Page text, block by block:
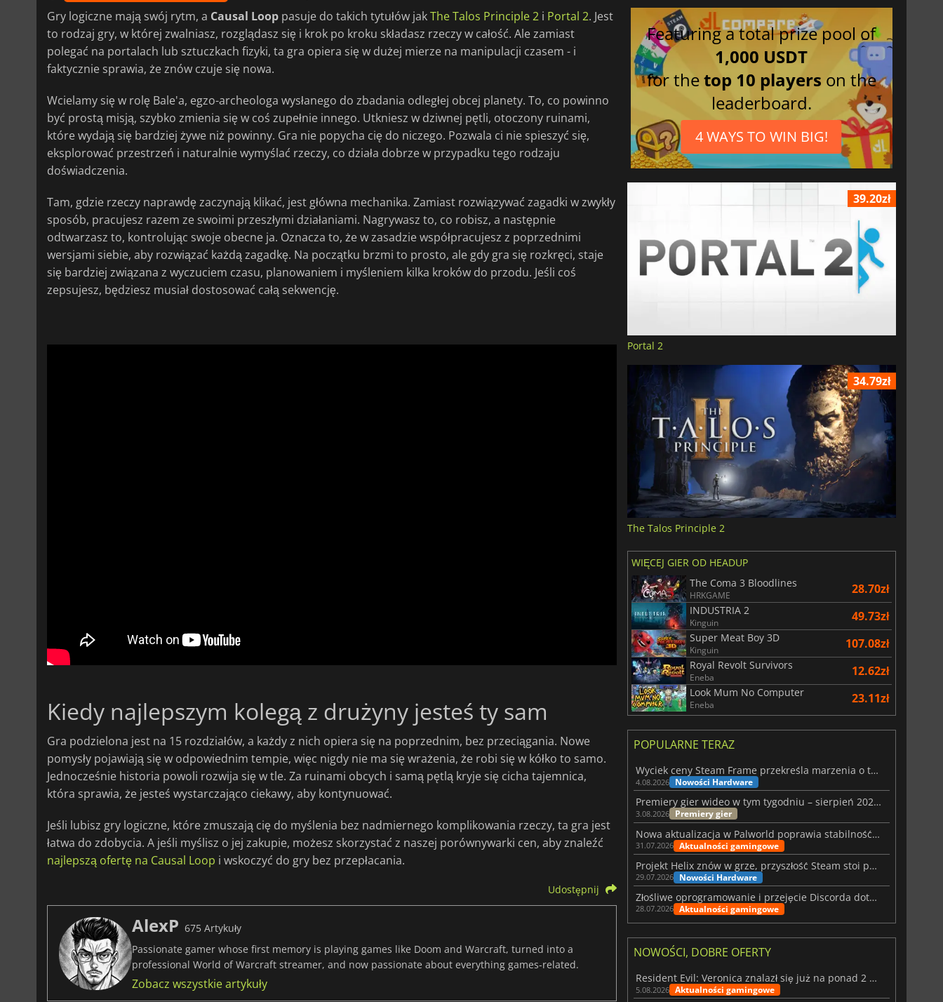
Gry logiczne mają swój rytm, a Causal Loop pasuje do takich tytułów jakThe Talos Principle 2 i Portal 2. Jest
to rodzaj gry, w której zwalniasz, rozglądasz się i krok po kroku składasz rzeczy w całość. Ale zamiast
polegać na portalach lub sztuczkach fizyki, ta gra opiera się w dużej mierze na manipulacji czasem - i
faktycznie sprawia, że znów czuje się nowa.
Wcielamy się w rolę Bale'a, egzo-archeologa wysłanego do zbadania odległej obcej planety. To, co powinno
być prostą misją, szybko zmienia się w coś zupełnie innego. Utkniesz w dziwnej pętli, otoczony ruinami,
które wydają się bardziej żywe niż powinny. Gra nie popycha cię do niczego. Pozwala ci nie spieszyć się,
eksplorować przestrzeń i naturalnie wymyślać rzeczy, co działa dobrze w przypadku tego rodzaju
doświadczenia.
Tam, gdzie rzeczy naprawdę zaczynają klikać, jest główna mechanika. Zamiast rozwiązywać zagadki w zwykły
sposób, pracujesz razem ze swoimi przeszłymi działaniami. Nagrywasz to, co robisz, a następnie
odtwarzasz to, kontrolując swoje obecne ja. Oznacza to, że w zasadzie współpracujesz z poprzednimi
wersjami siebie, aby rozwiązać każdą zagadkę. Na początku brzmi to prosto, ale gdy gra się rozkręci, staje
się bardziej związana z wyczuciem czasu, planowaniem i myśleniem kilka kroków do przodu. Jeśli coś
zepsujesz, będziesz musiał dostosować całą sekwencję.
Kiedy najlepszym kolegą z drużyny jesteś ty sam
Gra podzielona jest na 15 rozdziałów, a każdy z nich opiera się na poprzednim, bez przeciągania. Nowe
pomysły pojawiają się w odpowiednim tempie, więc nigdy nie ma się wrażenia, że robi się w kółko to samo.
Jednocześnie historia powoli rozwija się w tle. Za ruinami obcych i samą pętlą kryje się cicha tajemnica,
która sprawia, że jesteś wystarczająco ciekawy, aby kontynuować.
Jeśli lubisz gry logiczne, które zmuszają cię do myślenia bez nadmiernego komplikowania rzeczy, ta gra jest
łatwa do zdobycia. A jeśli myślisz o jej zakupie, możesz skorzystać z naszej porównywarki cen, aby znaleźć
najlepszą ofertę na Causal Loop i wskoczyć do gry bez przepłacania.
Udostępnij
AlexP 675 Artykuły
Passionate gamer whose first memory is playing games like Doom and Warcraft, turned into a
professional World of Warcraft streamer, and now passionate about everything games-related.
Zobacz wszystkie artykuły
Featuring a total prize pool of
1,000 USDT
for thetop 10 players on the
leaderboard.
4 WAYS TO WIN BIG!
39.20zł
Portal 2
34.79zł
The Talos Principle 2
WIĘCEJ GIER OD HEADUP
The Coma 3 Bloodlines
HRKGAME 28.70zł
INDUSTRIA 2
Kinguin 49.73zł
Super Meat Boy 3D
Kinguin 107.08zł
Royal Revolt Survivors
Eneba 12.62zł
Look Mum No Computer
Eneba 23.11zł
POPULARNE TERAZ
Wyciek ceny Steam Frame przekreśla marzenia o tanim zestawie VR
4.08.2026 Nowości Hardware
Premiery gier wideo w tym tygodniu – sierpień 2026 r. (32. tydzień)
3.08.2026 Premiery gier
Nowa aktualizacja w Palworld poprawia stabilność Sunreach i walk z bossami
31.07.2026 Aktualności gamingowe
Projekt Helix znów w grze, przyszłość Steam stoi pod znakiem zapytania
29.07.2026 Nowości Hardware
Złośliwe oprogramowanie i przejęcie Discorda dotknęły Meccha Chameleon
28.07.2026 Aktualności gamingowe
NOWOŚCI, DOBRE OFERTY
Resident Evil: Veronica znalazł się już na ponad 2 milionach list życzeń
5.08.2026 Aktualności gamingowe